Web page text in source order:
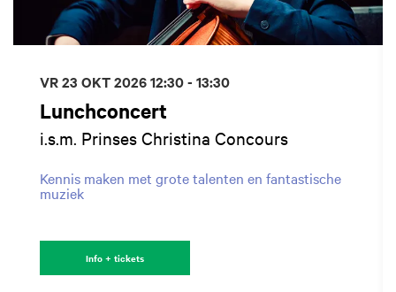
Lunchconcert
i.s.m. Prinses Christina Concours
Kennis maken met grote talenten en fantastische
muziek
VR 23 OKT 202612:30 - 13:30
Info + tickets